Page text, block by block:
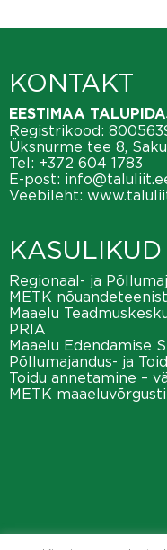
KONTAKT
EESTIMAA
Registrikood:
Üksnurme tee 8,
Tel: +372 604 1783
E-post:
Veebileht:
Regionaal- ja
METK
Maaelu
PRIA
Maaelu Edendamise
Põllumajandus- ja
Toidu annetamine –
METK